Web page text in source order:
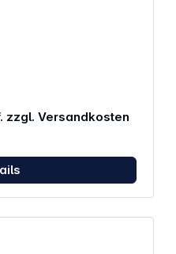
Leicht
zzgl. Versandkosten